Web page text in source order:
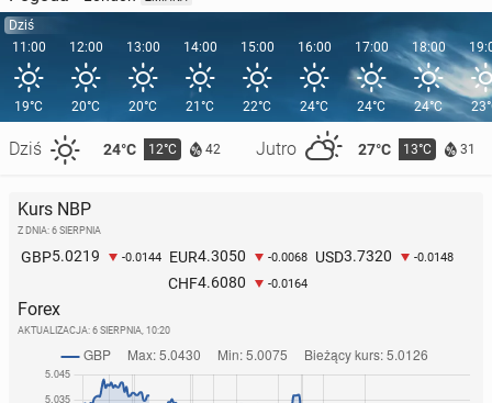
Dziś
11:00
19°C
Dziś 24°C 12°C 42 Jutro 27°C 13°C 31
12:00
20°C
13:00
20°C
14:00
21°C
15:00
22°C
16:00
24°C
17:00
24°C
18:00
24°C
Kurs NBP
Z DNIA: 6 SIERPNIA
GBP5.0219 -0.0144 EUR4.3050 -0.0068 USD3.7320 -0.0148
CHF4.6080 -0.0164
Forex
AKTUALIZACJA: 6 SIERPNIA, 10:20